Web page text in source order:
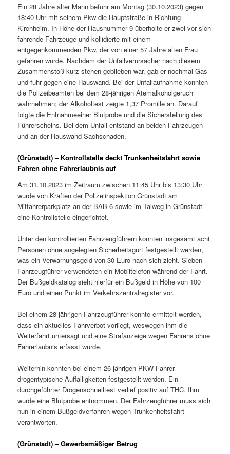
Ein 28 Jahre alter Mann befuhr am Montag (30.10.2023) gegen
18:40 Uhr mit seinem Pkw die Hauptstraße in Richtung
Kirchheim. In Höhe der Hausnummer 9 überholte er zwei vor sich
fahrende Fahrzeuge und kollidierte mit einem
entgegenkommenden Pkw, der von einer 57 Jahre alten Frau
gefahren wurde. Nachdem der Unfallverursacher nach diesem
Zusammenstoß kurz stehen geblieben war, gab er nochmal Gas
und fuhr gegen eine Hauswand. Bei der Unfallaufnahme konnten
die Polizeibeamten bei dem 28-jährigen Atemalkoholgeruch
wahrnehmen; der Alkoholtest zeigte 1,37 Promille an. Darauf
folgte die Entnahmeeiner Blutprobe und die Sicherstellung des
Führerscheins. Bei dem Unfall entstand an beiden Fahrzeugen
und an der Hauswand Sachschaden.
(Grünstadt) – Kontrollstelle deckt Trunkenheitsfahrt sowie
Fahren ohne Fahrerlaubnis auf
Am 31.10.2023 im Zeitraum zwischen 11:45 Uhr bis 13:30 Uhr
wurde von Kräften der Polizeiinspektion Grünstadt am
Mitfahrerparkplatz an der BAB 6 sowie im Talweg in Grünstadt
eine Kontrollstelle eingerichtet.
Unter den kontrollierten Fahrzeugführern konnten insgesamt acht
Personen ohne angelegten Sicherheitsgurt festgestellt werden,
was ein Verwarnungsgeld von 30 Euro nach sich zieht. Sieben
Fahrzeugführer verwendeten ein Mobiltelefon während der Fahrt.
Der Bußgeldkatalog sieht hierfür ein Bußgeld in Höhe von 100
Euro und einen Punkt im Verkehrszentralregister vor.
Bei einem 28-jährigen Fahrzeugführer konnte ermittelt werden,
dass ein aktuelles Fahrverbot vorliegt, weswegen ihm die
Weiterfahrt untersagt und eine Strafanzeige wegen Fahrens ohne
Fahrerlaubnis erfasst wurde.
Weiterhin konnten bei einem 26-jährigen PKW Fahrer
drogentypische Auffälligkeiten festgestellt werden. Ein
durchgeführter Drogenschnelltest verlief positiv auf THC. Ihm
wurde eine Blutprobe entnommen. Der Fahrzeugführer muss sich
nun in einem Bußgeldverfahren wegen Trunkenheitsfahrt
verantworten.
(Grünstadt) – Gewerbsmäßiger Betrug